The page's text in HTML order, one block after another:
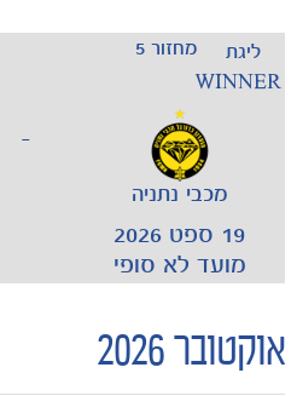
ליגת
WINNER
מחזור 5
-
מכבי נתניה
19 ספט 2026
מועד לא סופי
אוקטובר 2026